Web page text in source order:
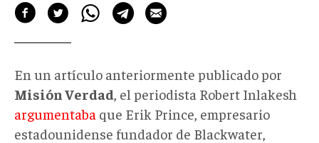
En un artículo anteriormente publicado por
Misión Verdad , el periodista Robert Inlakesh
argumentaba que Erik Prince, empresario
estadounidense fundador de Blackwater,